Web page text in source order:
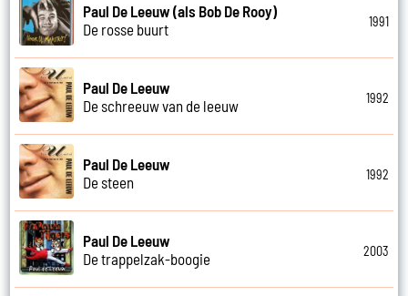
Paul De Leeuw (als Bob De Rooy)
De rosse buurt
1991
Paul De Leeuw
De schreeuw van de leeuw
1992
Paul De Leeuw
De steen
1992
Paul De Leeuw
De trappelzak-boogie
2003